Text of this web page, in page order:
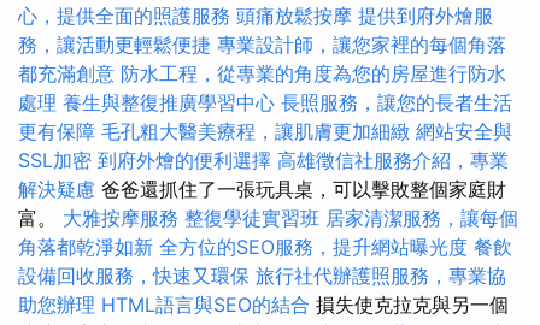
心，提供全面的照護服務 頭痛放鬆按摩 提供到府外燴服
務，讓活動更輕鬆便捷 專業設計師，讓您家裡的每個角落
都充滿創意 防水工程，從專業的角度為您的房屋進行防水
處理 養生與整復推廣學習中心 長照服務，讓您的長者生活
更有保障 毛孔粗大醫美療程，讓肌膚更加細緻 網站安全與
SSL加密 到府外燴的便利選擇 高雄徵信社服務介紹，專業
解決疑慮 爸爸還抓住了一張玩具桌，可以擊敗整個家庭財
富。 大雅按摩服務 整復學徒實習班 居家清潔服務，讓每個
角落都乾淨如新 全方位的SEO服務，提升網站曝光度 餐飲
設備回收服務，快速又環保 旅行社代辦護照服務，專業協
助您辦理 HTML語言與SEO的結合 損失使克拉克與另一個